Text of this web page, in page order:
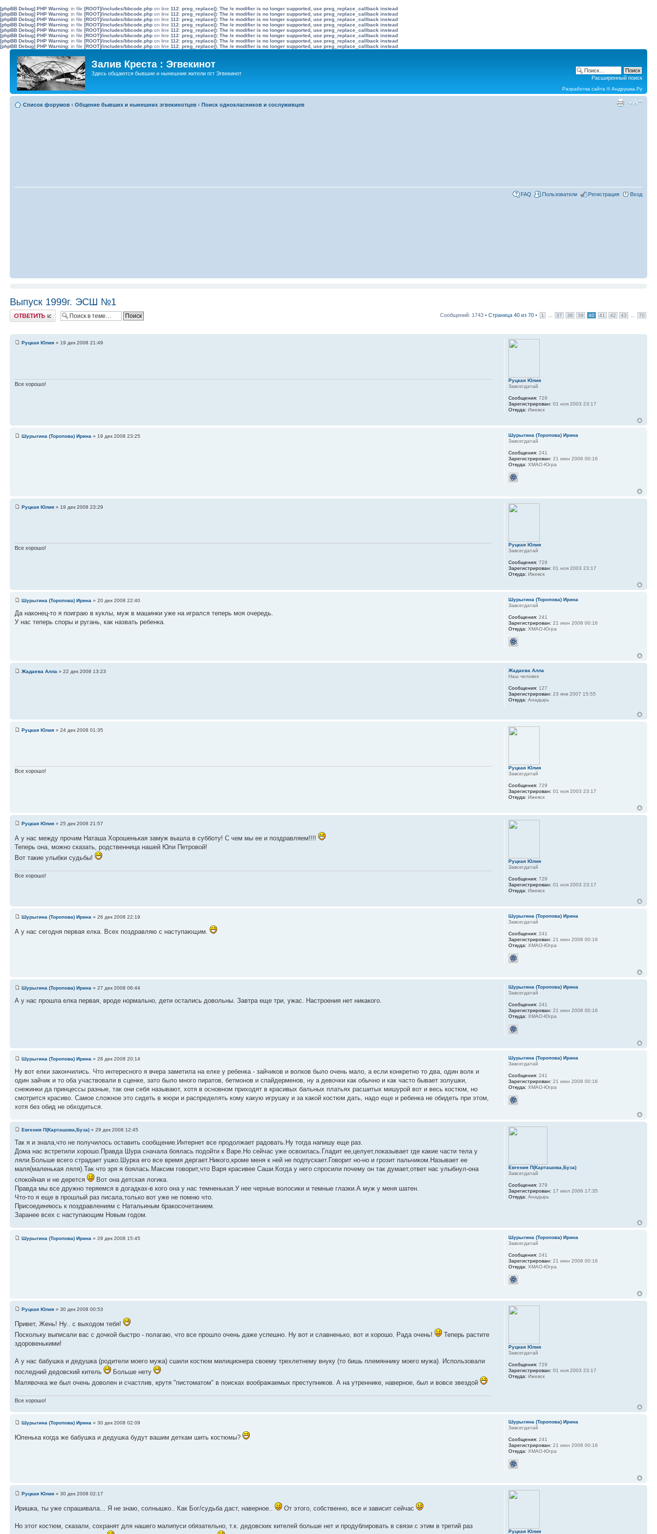
[phpBB Debug] PHP Warning: in file [ROOT]/includes/bbcode.php on line 112: preg_replace(): The /e modifier is no longer supported, use preg_replace_callback instead
[phpBB Debug] PHP Warning: in file [ROOT]/includes/bbcode.php on line 112: preg_replace(): The /e modifier is no longer supported, use preg_replace_callback instead
[phpBB Debug] PHP Warning: in file [ROOT]/includes/bbcode.php on line 112: preg_replace(): The /e modifier is no longer supported, use preg_replace_callback instead
[phpBB Debug] PHP Warning: in file [ROOT]/includes/bbcode.php on line 112: preg_replace(): The /e modifier is no longer supported, use preg_replace_callback instead
[phpBB Debug] PHP Warning: in file [ROOT]/includes/bbcode.php on line 112: preg_replace(): The /e modifier is no longer supported, use preg_replace_callback instead
[phpBB Debug] PHP Warning: in file [ROOT]/includes/bbcode.php on line 112: preg_replace(): The /e modifier is no longer supported, use preg_replace_callback instead
[phpBB Debug] PHP Warning: in file [ROOT]/includes/bbcode.php on line 112: preg_replace(): The /e modifier is no longer supported, use preg_replace_callback instead
[phpBB Debug] PHP Warning: in file [ROOT]/includes/bbcode.php on line 112: preg_replace(): The /e modifier is no longer supported, use preg_replace_callback instead
Залив Креста : Эгвекинот
Здесь общаются бывшие и нынешние жители пгт Эгвекинот
Расширенный поиск
Разработка сайта ©Андрушка.Ру
Список форумов ‹ Общение бывших и нынешних эгвекинотцев ‹ Поиск однокласников и сослуживцев
FAQ Пользователи Регистрация Вход
Выпуск 1999г. ЭСШ №1
Ответить Сообщений: 1743 • Страница 40 из 70 • 1 37 38 39 40 41 42 43 70
Руцкая Юлия » 19 дек 2008 21:49
Все хорошо!
Руцкая Юлия
Завсегдатай
Сообщения: 729
Зарегистрирован: 01 ноя 2003 23:17
Откуда: Ижевск
Шурыгина (Торопова) Ирина » 19 дек 2008 23:25
Шурыгина (Торопова) Ирина
Завсегдатай
Сообщения: 241
Зарегистрирован: 21 июн 2008 00:16
Откуда: ХМАО-Югра
Руцкая Юлия » 19 дек 2008 23:29
Все хорошо!
Руцкая Юлия
Завсегдатай
Сообщения: 729
Зарегистрирован: 01 ноя 2003 23:17
Откуда: Ижевск
Шурыгина (Торопова) Ирина » 20 дек 2008 22:40
Да наконец-то я поиграю в куклы, муж в машинки уже на игрался теперь моя очередь.
У нас теперь споры и ругань, как назвать ребенка.
Шурыгина (Торопова) Ирина
Завсегдатай
Сообщения: 241
Зарегистрирован: 21 июн 2008 00:16
Откуда: ХМАО-Югра
Жадаева Алла » 22 дек 2008 13:23
Жадаева Алла
Наш человек
Сообщения: 127
Зарегистрирован: 23 янв 2007 15:55
Откуда: Анадырь
Руцкая Юлия » 24 дек 2008 01:35
Все хорошо!
Руцкая Юлия
Завсегдатай
Сообщения: 729
Зарегистрирован: 01 ноя 2003 23:17
Откуда: Ижевск
Руцкая Юлия » 25 дек 2008 21:57
А у нас между прочим Наташа Хорошенькая замуж вышла в субботу! С чем мы ее и поздравляем!!!!
Теперь она, можно сказать, родственница нашей Юли Петровой!
Вот такие улыбки судьбы!
Все хорошо!
Руцкая Юлия
Завсегдатай
Сообщения: 729
Зарегистрирован: 01 ноя 2003 23:17
Откуда: Ижевск
Шурыгина (Торопова) Ирина » 26 дек 2008 22:19
А у нас сегодня первая елка. Всех поздравляю с наступающим.
Шурыгина (Торопова) Ирина
Завсегдатай
Сообщения: 241
Зарегистрирован: 21 июн 2008 00:16
Откуда: ХМАО-Югра
Шурыгина (Торопова) Ирина » 27 дек 2008 06:44
А у нас прошла елка первая, вроде нормально, дети остались довольны. Завтра еще три, ужас. Настроения нет никакого.
Шурыгина (Торопова) Ирина
Завсегдатай
Сообщения: 241
Зарегистрирован: 21 июн 2008 00:16
Откуда: ХМАО-Югра
Шурыгина (Торопова) Ирина » 28 дек 2008 20:14
Ну вот елки закончились. Что интересного я вчера заметила на елке у ребенка - зайчиков и волков было очень мало, а если конкретно то два, один волк и
один зайчик и то оба участвовали в сценке, зато было много пиратов, бетмонов и спайдерменов, ну а девочки как обычно и как часто бывает золушки,
снежинки да принцессы разные, так они себя называют, хотя в основном приходят в красивых бальных платьях расшитых мишурой вот и весь костюм, но
смотрится красиво. Самое сложное это сидеть в жюри и распределять кому какую игрушку и за какой костюм дать, надо еще и ребенка не обидеть при этом,
хотя без обид не обходиться.
Шурыгина (Торопова) Ирина
Завсегдатай
Сообщения: 241
Зарегистрирован: 21 июн 2008 00:16
Откуда: ХМАО-Югра
Евгения П(Карташова,Буза) » 29 дек 2008 12:45
Так я и знала,что не получилось оставить сообщение.Интернет все продолжает радовать.Ну тогда напишу еще раз.
Дома нас встретили хорошо.Правда Шура сначала боялась подойти к Варе.Но сейчас уже освоилась.Гладит ее,целует,показывает где какие части тела у
ляли.Больше всего страдает ушко.Шурка его все время дергает.Никого,кроме меня к ней не подпускает.Говорит но-но и грозит пальчиком.Называет ее
маля(маленькая ляля).Так что зря я боялась.Максим говорит,что Варя красивее Саши.Когда у него спросили почему он так думает,ответ нас улыбнул-она
спокойная и не дерется
Вот она детская логика.
Правда мы все дружно теряемся в догадках-в кого она у нас темненькая.У нее черные волосики и темные глазки.А муж у меня шатен.
Что-то я еще в прошлый раз писала,только вот уже не помню что.
Присоединяюсь к поздравлениям с Натальиным бракосочетанием.
Заранее всех с наступающим Новым годом.
Евгения П(Карташова,Буза)
Завсегдатай
Сообщения: 379
Зарегистрирован: 17 июл 2006 17:35
Откуда: Анадырь
Шурыгина (Торопова) Ирина » 29 дек 2008 15:45
Шурыгина (Торопова) Ирина
Завсегдатай
Сообщения: 241
Зарегистрирован: 21 июн 2008 00:16
Откуда: ХМАО-Югра
Руцкая Юлия » 30 дек 2008 00:53
Привет, Жень! Ну.. с выходом тебя!
Поскольку выписали вас с дочкой быстро - полагаю, что все прошло очень даже успешно. Ну вот и славненько, вот и хорошо. Рада очень!
Теперь растите
здоровенькими!
А у нас бабушка и дедушка (родители моего мужа) сшили костюм милиционера своему трехлетнему внуку (то бишь племяннику моего мужа). Использовали
последний дедовский китель
Больше нету
Малявочка же был очень доволен и счастлив, крутя "пистоматом" в поисках воображаемых преступников. А на утреннике, наверное, был и вовсе звездой
Все хорошо!
Руцкая Юлия
Завсегдатай
Сообщения: 729
Зарегистрирован: 01 ноя 2003 23:17
Откуда: Ижевск
Шурыгина (Торопова) Ирина » 30 дек 2008 02:09
Юленька когда же бабушка и дедушка будут вашим деткам шить костюмы?
Шурыгина (Торопова) Ирина
Завсегдатай
Сообщения: 241
Зарегистрирован: 21 июн 2008 00:16
Откуда: ХМАО-Югра
Руцкая Юлия » 30 дек 2008 02:17
Иришка, ты уже спрашивала... Я не знаю, солнышко.. Как Бог/судьба даст, наверное.. От этого, собственно, все и зависит сейчас
Но этот костюм, сказали, сохранят для нашего малипуси обязательно, т.к. дедовских кителей больше нет и продублировать в связи с этим в третий раз
Руцкая Юлия